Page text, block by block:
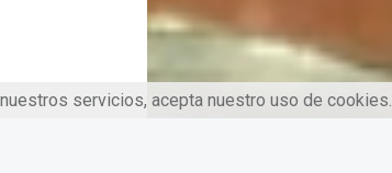
servicios, acepta nuestro uso de cookies.